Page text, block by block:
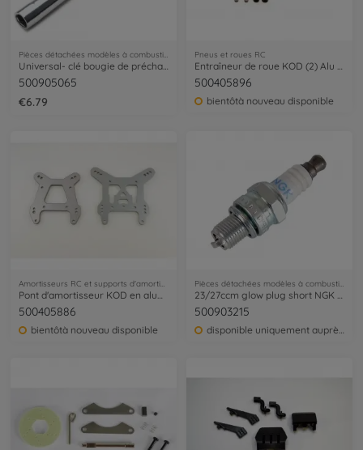
Pièces détachées modèles à combustion
Universal- clé bougie de préchauffage
500905065
€6.79
Pneus et roues RC
Entraîneur de roue KOD (2) Alu 17mm
500405896
bientôtà nouveau disponible
Amortisseurs RC et supports d'amortisseurs
500405886
bientôtà nouveau disponible
Pièces détachées modèles à combustion
500903215